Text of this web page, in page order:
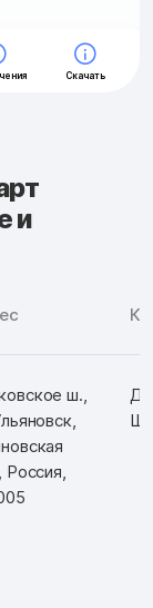
и
ш.,
Россия,
Д:
Ш: